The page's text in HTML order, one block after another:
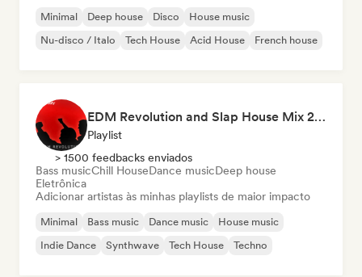
Minimal Deep house Disco
House music
Nu-disco / Italo
Tech House Acid House French house
EDM Revolution and Slap House Mix 2026
Playlist
> 1500 feedbacks enviados
Bass musicChill HouseDance musicDeep house
Eletrônica
Adicionar artistas às minhas playlists de maior impacto
Minimal Bass music Dance music
House music
Indie Dance
Synthwave Tech House Techno